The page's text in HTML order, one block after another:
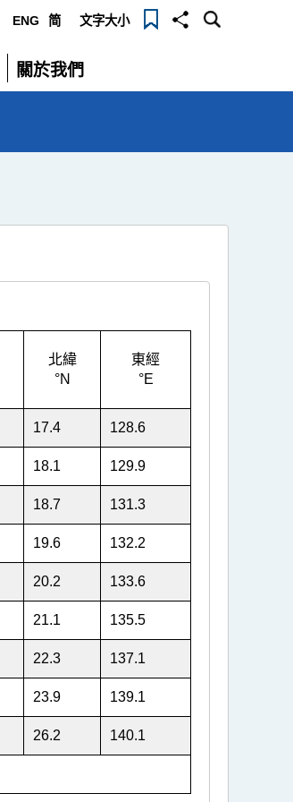
ENG 简 文字大小
關於我們
展
北緯
°N
東經
°E
17.4 128.6
18.1 129.9
18.7 131.3
19.6 132.2
20.2 133.6
21.1 135.5
22.3 137.1
23.9 139.1
26.2 140.1